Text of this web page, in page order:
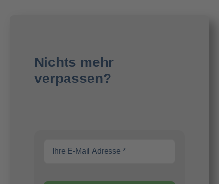
Nichts mehr
verpassen?